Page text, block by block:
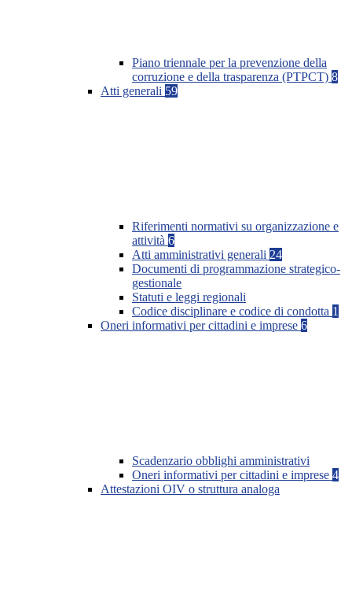
Piano triennale per la prevenzione della
corruzione e della trasparenza (PTPCT) 8
Atti generali 59
Riferimenti normativi su organizzazione e
attività 6
Atti amministrativi generali 24
Documenti di programmazione strategico-
gestionale
Statuti e leggi regionali
Codice disciplinare e codice di condotta 1
Oneri informativi per cittadini e imprese 6
Scadenzario obblighi amministrativi
Oneri informativi per cittadini e imprese 4
Attestazioni OIV o struttura analoga